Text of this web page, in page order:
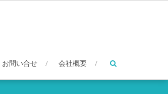
お問い合せ 会社概要